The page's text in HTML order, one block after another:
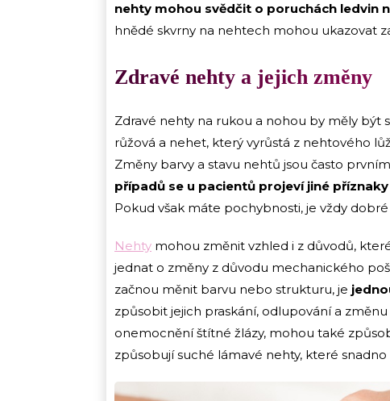
nehty mohou svědčit o poruchách ledvin
hnědé skvrny na nehtech mohou ukazovat
Zdravé nehty a jejich změny
Zdravé nehty na rukou a nohou by měly být
růžová a nehet, který vyrůstá z nehtového
Změny barvy a stavu nehtů jsou často
případů se u pacientů projeví jiné příznaky
Pokud však máte pochybnosti, je vždy
Nehty mohou změnit vzhled i z důvodů,
jednat o změny z důvodu mechanického
začnou měnit barvu nebo strukturu, je
způsobit jejich praskání, odlupování a
onemocnění štítné žlázy, mohou také
způsobují suché lámavé nehty, které snadno